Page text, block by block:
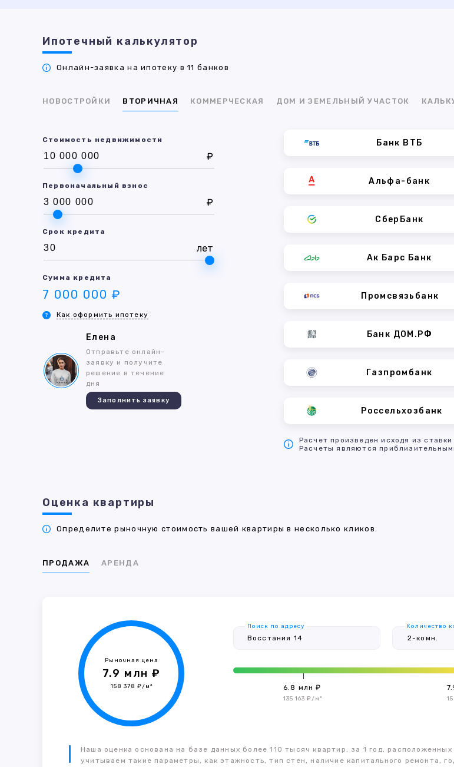
Ипотечный калькулятор
Онлайн-заявка на ипотеку в 11 банков
НОВОСТРОЙКИ ВТОРИЧНАЯ КОММЕРЧЕСКАЯ ДОМ И ЗЕМЕЛЬНЫЙ УЧАСТОК
Стоимость недвижимости
₽
Первоначальный взнос
₽
Срок кредита
лет
Сумма кредита
7 000 000 ₽
Как оформить ипотеку
Елена
Отправьте онлайн-
заявку и получите
решение в течение
дня
Заполнить заявку
Банк ВТБ
Альфа-банк
СберБанк
Ак Барс Банк
Промсвязьбанк
Банк ДОМ.РФ
Газпромбанк
Россельхозбанк
Расчет произведен исходя из
Расчеты являются
Оценка квартиры
Определите рыночную стоимость вашей квартиры в несколько кликов.
ПРОДАЖА АРЕНДА
Рыночная цена
7.9 млн ₽
158 378 ₽/м²
Поиск по адресу Количество
6.8 млн ₽
135 163 ₽/м²
Наша оценка основана на базе данных более 110 тысяч квартир, за 1 год,
учитываем такие параметры, как этажность, тип стен, наличие капитального ремонта,